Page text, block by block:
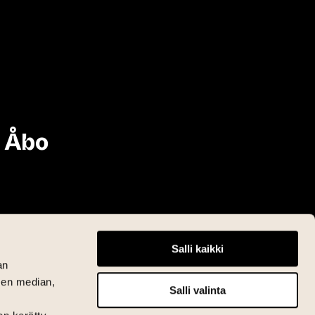
median,
Salli kaikki
Salli valinta